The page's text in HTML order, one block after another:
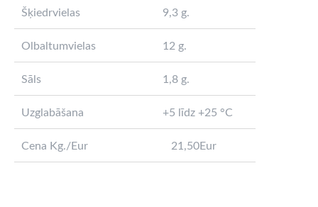
Šķiedrvielas 9,3 g.
Olbaltumvielas 12 g.
Sāls 1,8 g.
Uzglabāšana +5 līdz +25 °C
Cena Kg./Eur 21,50Eur